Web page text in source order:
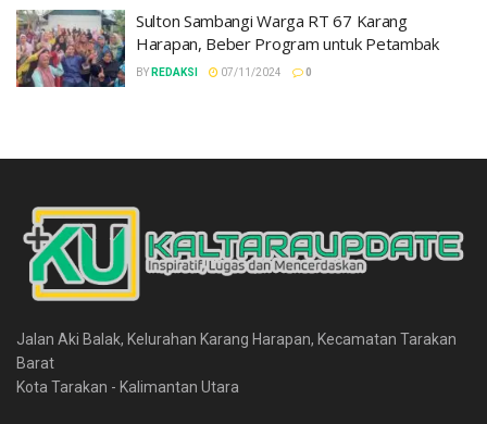
Sulton Sambangi Warga RT 67 Karang
Harapan, Beber Program untuk Petambak
BY REDAKSI 07/11/2024 0
Jalan Aki Balak, Kelurahan Karang Harapan, Kecamatan Tarakan
Barat
Kota Tarakan - Kalimantan Utara